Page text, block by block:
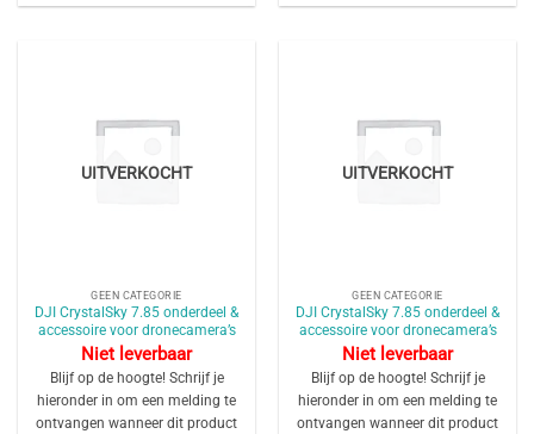
UITVERKOCHT
GEEN CATEGORIE
DJI CrystalSky 7.85 onderdeel &
accessoire voor dronecamera’s
Niet leverbaar
Blijf op de hoogte! Schrijf je
hieronder in om een melding te
ontvangen wanneer dit product
UITVERKOCHT
GEEN CATEGORIE
DJI CrystalSky 7.85 onderdeel &
accessoire voor dronecamera’s
Niet leverbaar
Blijf op de hoogte! Schrijf je
hieronder in om een melding te
ontvangen wanneer dit product